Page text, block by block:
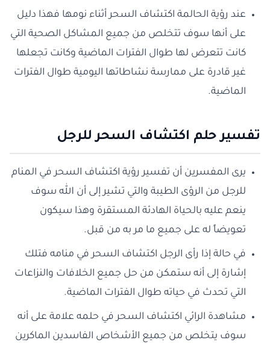
عند رؤية الحالمة اكتشاف السحر أثناء نومها فهذا دليل
على أنها سوف تتخلص من جميع المشاكل الصحية التي
كانت تتعرض لها طوال الفترات الماضية وكانت تجعلها
غير قادرة على ممارسة نشاطاتها اليومية طوال الفترات
الماضية.
تفسير حلم اكتشاف السحر للرجل
يرى المفسرين أن تفسير رؤية اكتشاف السحر في المنام
للرجل من الرؤى الطيبة والتي تشير إلى أن الله سوف
ينعم عليه بالحياة الهادئة المستقرة وهذا سيكون
تعويضاً له على جميع ما مر به من قبل.
في حالة إذا رأى الرجل اكتشاف السحر في منامه فتلك
إشارة إلى أنه ستمكن من حل جميع الخلافات والنزاعات
التي تحدث في حياته طوال الفترات الماضية.
مشاهدة الرائي اكتشاف السحر في حلمه علامة على أنه
سوف يتخلص من جميع الأشخاص الفاسدين الماكرين